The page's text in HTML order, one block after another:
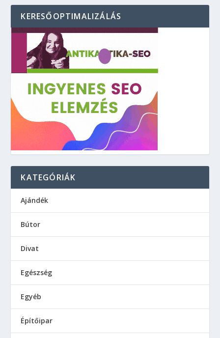
KERESŐOPTIMALIZÁLÁS
KATEGÓRIÁK
Ajándék
Bútor
Divat
Egészség
Egyéb
Építőipar